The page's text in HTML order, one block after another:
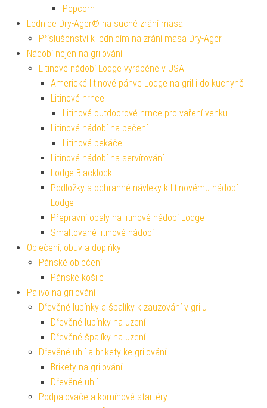
Popcorn
Lednice Dry-Ager® na suché zrání masa
Příslušenství k lednicím na zrání masa Dry-Ager
Nádobí nejen na grilování
Litinové nádobí Lodge vyráběné v USA
Americké litinové pánve Lodge na gril i do kuchyně
Litinové hrnce
Litinové outdoorové hrnce pro vaření venku
Litinové nádobí na pečení
Litinové pekáče
Litinové nádobí na servírování
Lodge Blacklock
Podložky a ochranné návleky k litinovému nádobí
Lodge
Přepravní obaly na litinové nádobí Lodge
Smaltované litinové nádobí
Oblečení, obuv a doplňky
Pánské oblečení
Pánské košile
Palivo na grilování
Dřevěné lupínky a špalíky k zauzování v grilu
Dřevěné lupínky na uzení
Dřevěné špalíky na uzení
Dřevěné uhlí a brikety ke grilování
Brikety na grilování
Dřevěné uhlí
Podpalovače a komínové startéry